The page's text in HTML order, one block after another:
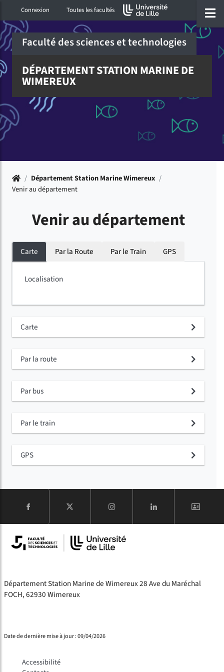
Accéder au menu principal
Accéder à la recherche
Accéder au pied de page
Connexion Toutes les facultés
menu
Faculté des sciences et technologies
DÉPARTEMENT STATION MARINE DE
WIMEREUX
Accueil
/ Département Station Marine Wimereux /
Venir au département
Venir au département
Carte Par la Route Par le Train GPS
Localisation
Carte
Par la route
Par bus
Par le train
GPS
COMPTE
Département Station Marine de Wimereux 28 Ave du Maréchal
FOCH, 62930 Wimereux
Date de dernière mise à jour : 09/04/2026
Accessibilité